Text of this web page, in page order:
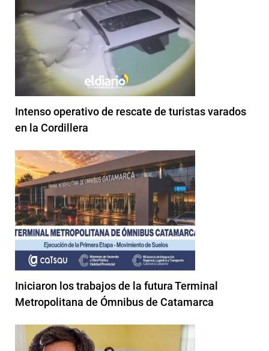
Intenso operativo de rescate de turistas varados
en la Cordillera
Iniciaron los trabajos de la futura Terminal
Metropolitana de Ómnibus de Catamarca